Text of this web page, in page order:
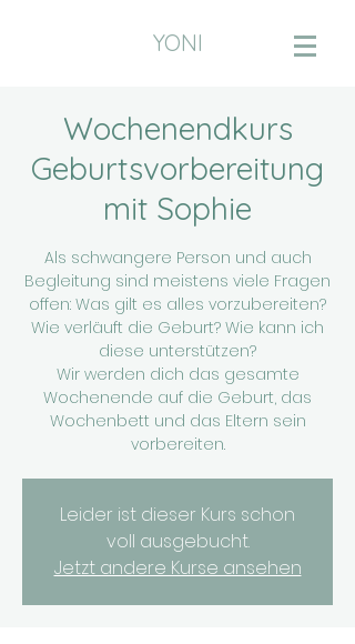
YONI
Wochenendkurs
Geburtsvorbereitung
mit Sophie
Als schwangere Person und auch
Begleitung sind meistens viele Fragen
offen: Was gilt es alles vorzubereiten?
Wie verläuft die Geburt? Wie kann ich
diese unterstützen?
Wir werden dich das gesamte
Wochenende auf die Geburt, das
Wochenbett und das Eltern sein
vorbereiten.
Leider ist dieser Kurs schon
voll ausgebucht.
Jetzt andere Kurse ansehen